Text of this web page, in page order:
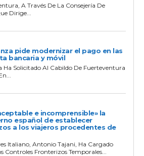
A Través De La Consejería De
Dirige...
pide modernizar el pago en las
bancaria y móvil
Solicitado Al Cabildo De Fuerteventura
e incomprensible» la
español de establecer
a los viajeros procedentes de
Italiano, Antonio Tajani, Ha Cargado
Fronterizos Temporales...